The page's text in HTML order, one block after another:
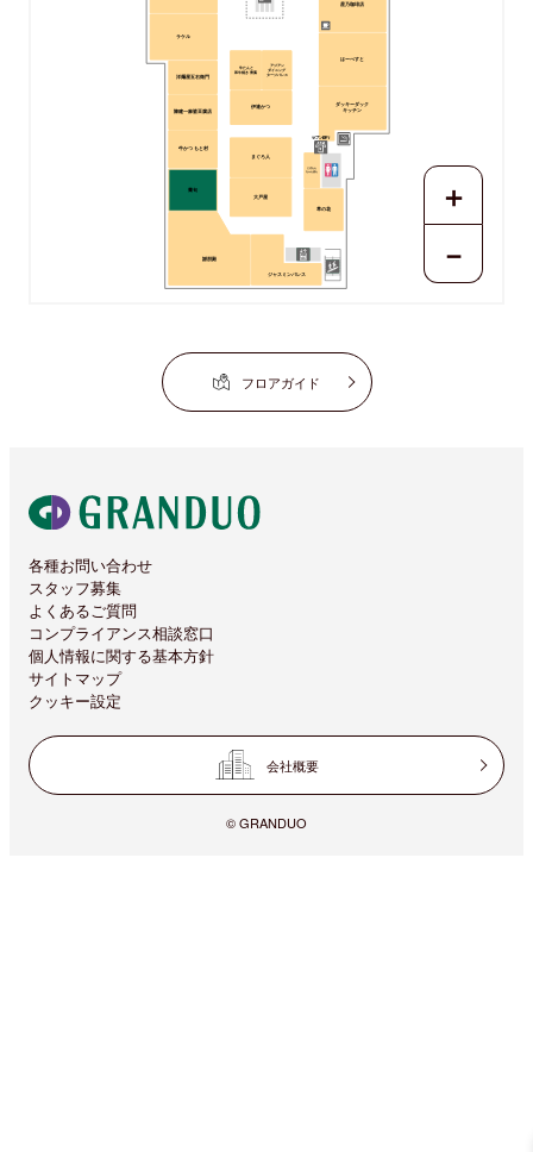
星乃珈琲店
はーべすと
ダッキーダック
キッチン
じげもん
ちゃんぽん
草の花
大戸屋
まぐろ人
ジャスミンパレス
謝朋殿
蕎旬
牛かつ もと村
陳建一麻婆豆腐店
洋麺屋五右衛門
ラケル
牛たんと
和牛焼き 青葉
アジアン
ダイニング
タージパレス
伊達かつ
＋
－
フロアガイド
各種お問い合わせ
スタッフ募集
よくあるご質問
コンプライアンス相談窓口
個人情報に関する基本方針
サイトマップ
クッキー設定
会社概要
© GRANDUO